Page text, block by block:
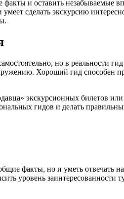
и оставить незабываемые
сделать экскурсию
но в реальности
Хороший гид способен
экскурсионных билетов
гидов и делать
факты, но и уметь
уровень заинтересованности